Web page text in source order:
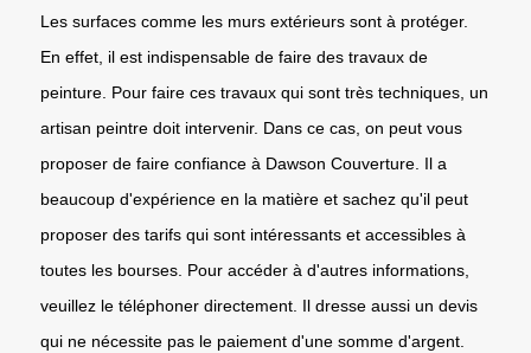
Les surfaces comme les murs extérieurs sont à protéger.
En effet, il est indispensable de faire des travaux de
peinture. Pour faire ces travaux qui sont très techniques, un
artisan peintre doit intervenir. Dans ce cas, on peut vous
proposer de faire confiance à Dawson Couverture. Il a
beaucoup d'expérience en la matière et sachez qu'il peut
proposer des tarifs qui sont intéressants et accessibles à
toutes les bourses. Pour accéder à d'autres informations,
veuillez le téléphoner directement. Il dresse aussi un devis
qui ne nécessite pas le paiement d'une somme d'argent.